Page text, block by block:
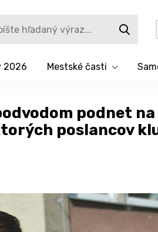
2026 Mestské časti
podnet na
poslancov